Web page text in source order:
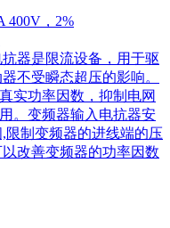
400V，2%
器是限流设备，用于驱
不受瞬态超压的影响。
实功率因数，抑制电网
。变频器输入电抗器安
限制变频器的进线端的压
改善变频器的功率因数